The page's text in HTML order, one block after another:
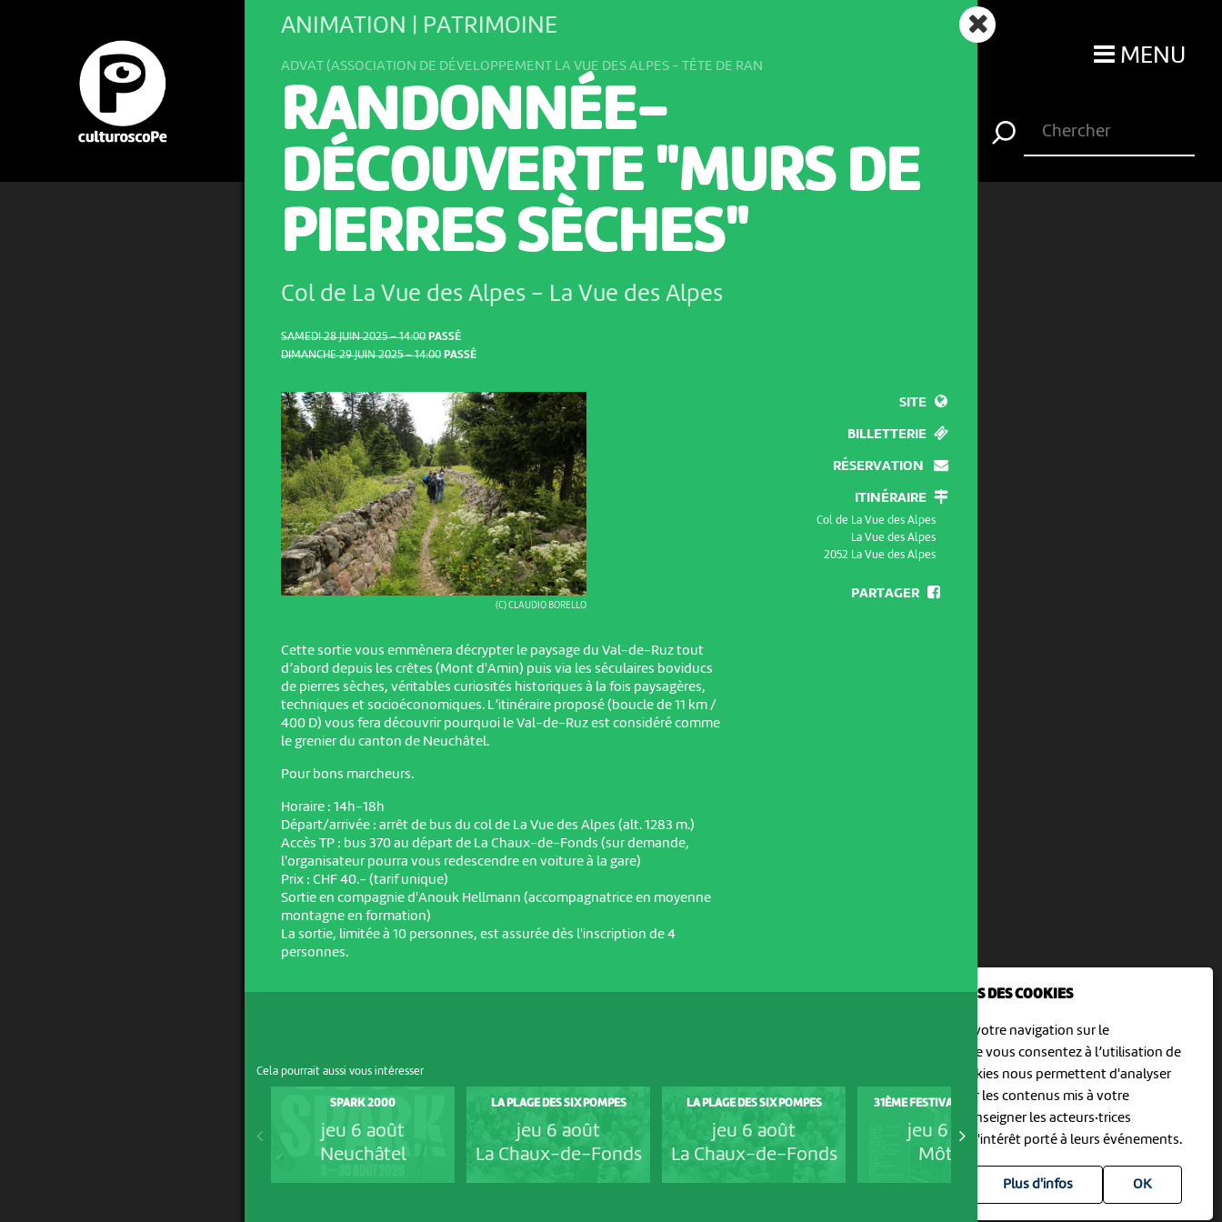
NOUS UTILISONS DES COOKIES
En poursuivant votre navigation sur le
culturoscoPe site vous consentez à l’utilisation de
cookies. Les cookies nous permettent d'analyser
le trafic, d’affiner les contenus mis à votre
disposition et renseigner les acteurs·trices
culturel·le·s sur l'intérêt porté à leurs événements.
Plus d'infos
MENU
SAMEDI 28 JUIN 2025 – 14:00 PASSÉ
DIMANCHE 29 JUIN 2025 – 14:00 PASSÉ
(C) CLAUDIO BORELLO
ANIMATION | PATRIMOINE
ADVAT (ASSOCIATION DE DÉVELOPPEMENT LA VUE DES ALPES - TÊTE DE RAN
RANDONNÉE-
DÉCOUVERTE "MURS DE
PIERRES SÈCHES"
Col de La Vue des Alpes - La Vue des Alpes
Cette sortie vous emmènera décrypter le paysage du Val-de-Ruz tout
d’abord depuis les crêtes (Mont d'Amin) puis via les séculaires boviducs
de pierres sèches, véritables curiosités historiques à la fois paysagères,
techniques et socioéconomiques. L’itinéraire proposé (boucle de 11 km /
400 D) vous fera découvrir pourquoi le Val-de-Ruz est considéré comme
le grenier du canton de Neuchâtel.
Pour bons marcheurs.
Horaire : 14h-18h
Départ/arrivée : arrêt de bus du col de La Vue des Alpes (alt. 1283 m.)
Accès TP : bus 370 au départ de La Chaux-de-Fonds (sur demande,
l'organisateur pourra vous redescendre en voiture à la gare)
Prix : CHF 40.- (tarif unique)
Sortie en compagnie d'Anouk Hellmann (accompagnatrice en moyenne
montagne en formation)
La sortie, limitée à 10 personnes, est assurée dès l'inscription de 4
personnes.
SITE
BILLETTERIE
RÉSERVATION
ITINÉRAIRE
Col de La Vue des Alpes
La Vue des Alpes
2052 La Vue des Alpes
PARTAGER
Cela pourrait aussi vous intéresser
SPARK 2000
jeu 6 août
Neuchâtel
LA PLAGE DES SIX POMPES
jeu 6 août
La Chaux-de-Fonds
LA PLAGE DES SIX POMPES
jeu 6 août
La Chaux-de-Fonds
31ÈME FESTIVAL HORS TRIBU
jeu 6 août
Môtiers
COOP OPEN AIR CINEMA
jeu 6 août